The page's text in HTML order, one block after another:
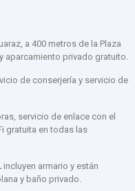
a 400 metros de la Plaza
aparcamiento privado gratuito.
de conserjería y servicio de
servicio de enlace con el
gratuita en todas las
incluyen armario y están
y baño privado.